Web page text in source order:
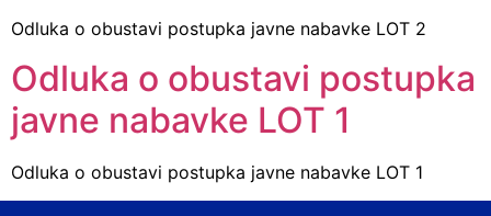
Odluka o obustavi postupka javne nabavke LOT 2
Odluka o obustavi postupka
javne nabavke LOT 1
Odluka o obustavi postupka javne nabavke LOT 1